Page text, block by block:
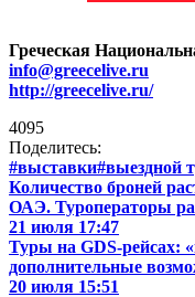
Греческая
info@greecelive.ru
http://greecelive.ru/
4095
Поделитесь:
#выставки#выездной
Количество броней
ОАЭ. Туроператоры
21 июля 17:47
Туры на GDS-рейсах:
дополнительные
20 июля 15:51